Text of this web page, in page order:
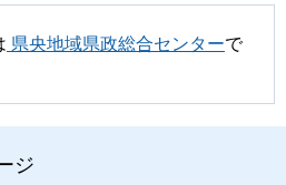
県央地域県政総合センターで
ジ